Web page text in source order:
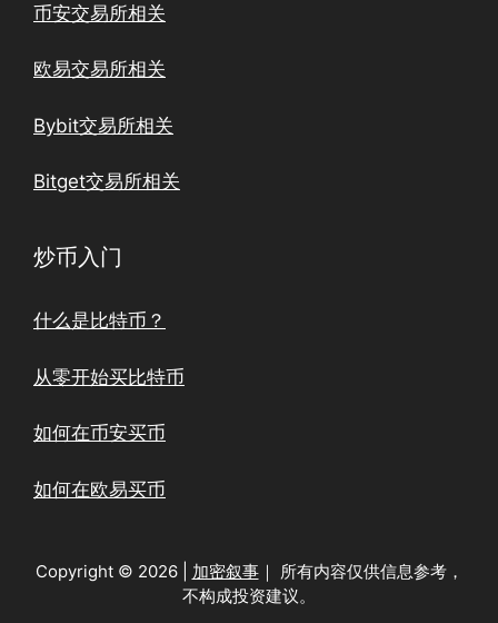
币安交易所相关
欧易交易所相关
Bybit交易所相关
Bitget交易所相关
炒币入门
什么是比特币？
从零开始买比特币
如何在币安买币
如何在欧易买币
Copyright © 2026 | 加密叙事｜ 所有内容仅供信息参考，
不构成投资建议。